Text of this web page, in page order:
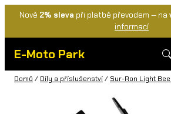
Nově 2% sleva při platbě převodem — na
informací
E-Moto Park
Domů / Díly a příslušenství/ Sur-Ron Light